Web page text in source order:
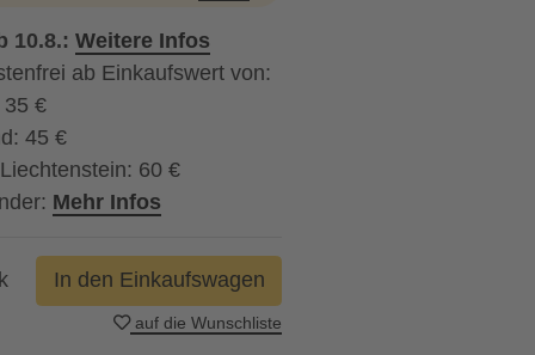
10.8.: Weitere Infos
ab Einkaufswert von:
35 €
45 €
60 €
Mehr Infos
In den Einkaufswagen
auf die Wunschliste